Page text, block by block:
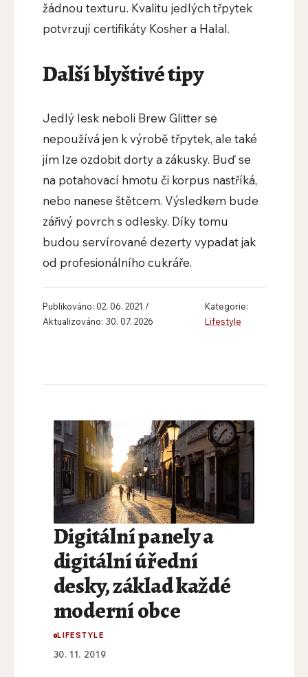
žádnou texturu. Kvalitu jedlých třpytek
potvrzují certifikáty Kosher a Halal.
Další blyštivé tipy
Jedlý lesk neboli Brew Glitter se
nepoužívá jen k výrobě třpytek, ale také
jím lze ozdobit dorty a zákusky. Buď se
na potahovací hmotu či korpus nastříká,
nebo nanese štětcem. Výsledkem bude
zářivý povrch s odlesky. Díky tomu
budou servírované dezerty vypadat jak
od profesionálního cukráře.
Publikováno: 02. 06. 2021 /
Aktualizováno: 30. 07. 2026
Kategorie:
Lifestyle
Digitální panely a
digitální úřední
desky, základ každé
moderní obce
LIFESTYLE
30. 11. 2019